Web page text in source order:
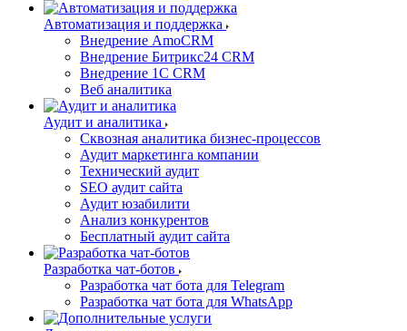
Автоматизация и поддержка
Внедрение AmoCRM
Внедрение Битрикс24 CRM
Внедрение 1C CRM
Веб аналитика
Аудит и аналитика
Сквозная аналитика бизнес-процессов
Аудит маркетинга компании
Технический аудит
SEO аудит сайта
Аудит юзабилити
Анализ конкурентов
Бесплатный аудит сайта
Разработка чат-ботов
Разработка чат бота для Telegram
Разработка чат бота для WhatsApp